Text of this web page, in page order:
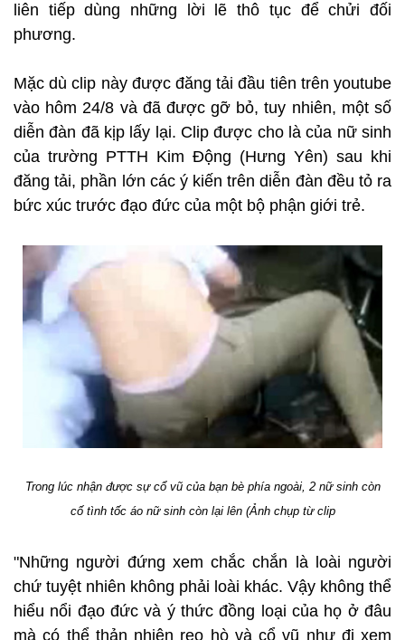
liên tiếp dùng những lời lẽ thô tục để chửi đối
phương.
Mặc dù clip này được đăng tải đầu tiên trên youtube
vào hôm 24/8 và đã được gỡ bỏ, tuy nhiên, một số
diễn đàn đã kịp lấy lại. Clip được cho là của nữ sinh
của trường PTTH Kim Động (Hưng Yên) sau khi
đăng tải, phần lớn các ý kiến trên diễn đàn đều tỏ ra
bức xúc trước đạo đức của một bộ phận giới trẻ.
Trong lúc nhận được sự cổ vũ của bạn bè phía ngoài, 2 nữ sinh còn
cố tình tốc áo nữ sinh còn lại lên (Ảnh chụp từ clip
"Những người đứng xem chắc chắn là loài người
chứ tuyệt nhiên không phải loài khác. Vậy không thể
hiểu nổi đạo đức và ý thức đồng loại của họ ở đâu
mà có thể thản nhiên reo hò và cổ vũ như đi xem